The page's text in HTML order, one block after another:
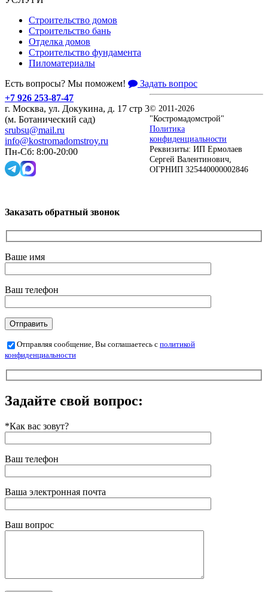
Строительство домов
Строительство бань
Отделка домов
Строительство фундамента
Пиломатериалы
Есть вопросы? Мы поможем!
Задать вопрос
+7 926 253-87-47
г. Москва, ул. Докукина, д. 17 стр 3
(м. Ботанический сад)
srubsu@mail.ru
info@kostromadomstroy.ru
Пн-Сб: 8:00-20:00
© 2011-2026
"Костромадомстрой"
Политика
конфиденциальности
Реквизиты: ИП Ермолаев
Сергей Валентинович,
ОГРНИП 325440000002846
Заказать обратный звонок
Ваше имя
Ваш телефон
Отправляя сообщение, Вы соглашаетесь с политикой
конфиденциальности
Задайте свой вопрос:
*Как вас зовут?
Ваш телефон
Ваша электронная почта
Ваш вопрос